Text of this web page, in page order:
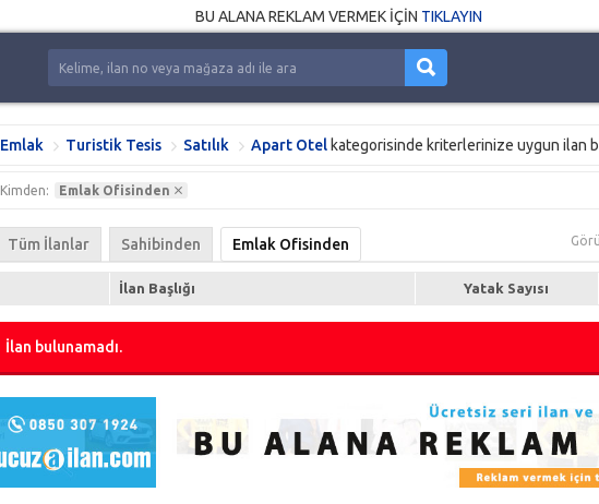
BU ALANA REKLAM VERMEK İÇİN TIKLAYIN
Emlak Turistik Tesis Satılık Apart Otel kategorisinde kriterlerinize uygun ilan
Kimden: Emlak Ofisinden
Tüm İlanlar Sahibinden Emlak Ofisinden
İlan Başlığı Yatak Sayısı
İlan bulunamadı.